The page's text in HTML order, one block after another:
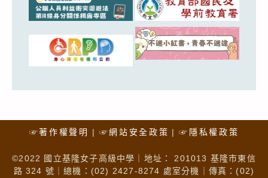
☞著作權聲明 ☞網站安全政策 ☞隱私權政策
©2022 國立基隆女子高級中學｜地址： 201013 基隆市東信
路 324 號｜總機：(02) 2427-8274 處室分機｜傳真：(02)